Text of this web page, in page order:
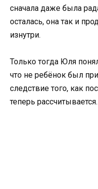
сначала даже была
осталась, она так и
изнутри.
Только тогда Юля
что не ребёнок был
следствие того, как
теперь рассчитывается.